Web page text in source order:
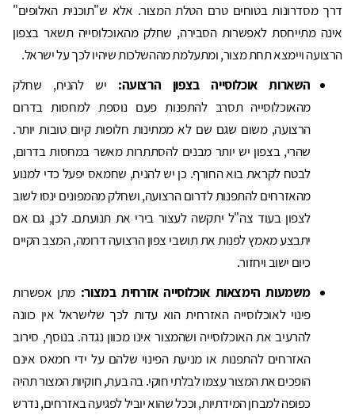
דרך מסדרונות בטוחים טרם הטלת המצור. אלא ש"תוכנית האלופים"
אינה מתייחסת לאפשרות הסבירה, שחלק מהאוכלוסייה תשאר בצפון
הרצועה ויימצא תחת מצור, ומתעלמת מההשלכות שיהיו לכך על ישראל.
השארות אוכלוסייה בצפון הרצועה: יש להניח, שחלק
מהאוכלוסייה תסרב להתפנות פעם נוספת למחסות בדרום
הרצועה, משום שגם שם לא ממתינות חלופות קיום טובות יותר.
שהרי, בצפון יש יותר מבנים להסתתרות מאשר במחסות בדרום,
לבטח לקראת בוא החורף. כן יש להניח, שחמאס יפעל כדי למנוע
מהאזרחים להתפנות לדרום הרצועה, ושחלק מהמפונים ינסו לשוב
לצפון בעוד צה"ל יתקשה לעצור בירי את תנועתם. לכן, גם אם
יתבצע מאמץ לפנות את תושבי צפון הרצועה דרומה, המצב הקיים
כיום ישוב ויחזור.
משמעות הימצאות אוכלוסייה אזרחית במצור: מתן אפשרות
פינוי לאוכלוסייה האזרחית הוא עדות לכך שלישראל אין כוונה
להרעיב את האוכלוסייה ושהמצור אינו מכוון נגדה. בנוסף, סירוב
האזרחים להתפנות או מניעת הפינוי שלהם על ידי חמאס אינם
הופכים את המצור עצמו לבלתי חוקי. בה בעת, חוקיות המצור תהיה
כפופה למבחן המידתיות, וככל שהוא יוביל לפגיעה באזרחים, נדרש